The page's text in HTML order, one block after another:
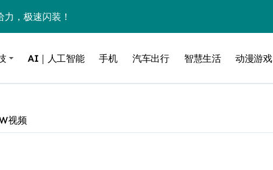
，极速闪装！
三大利好连夜引爆
个比亚迪——中国车企该醒醒了
室、网络瘫了，微软这次真急了
AI｜人工智能 手机 汽车出行 智慧生活 动漫游戏
视频